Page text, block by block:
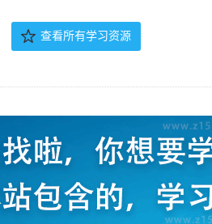
查看所有学习资源